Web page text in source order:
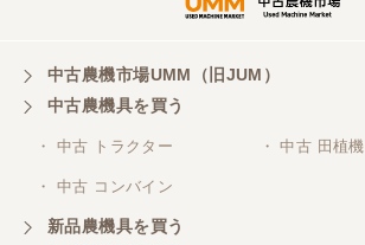
中古農機市場UMM（旧JUM）
中古農機具を買う
・ 中古 トラクター ・ 中古 田植機
・ 中古 コンバイン
新品農機具を買う